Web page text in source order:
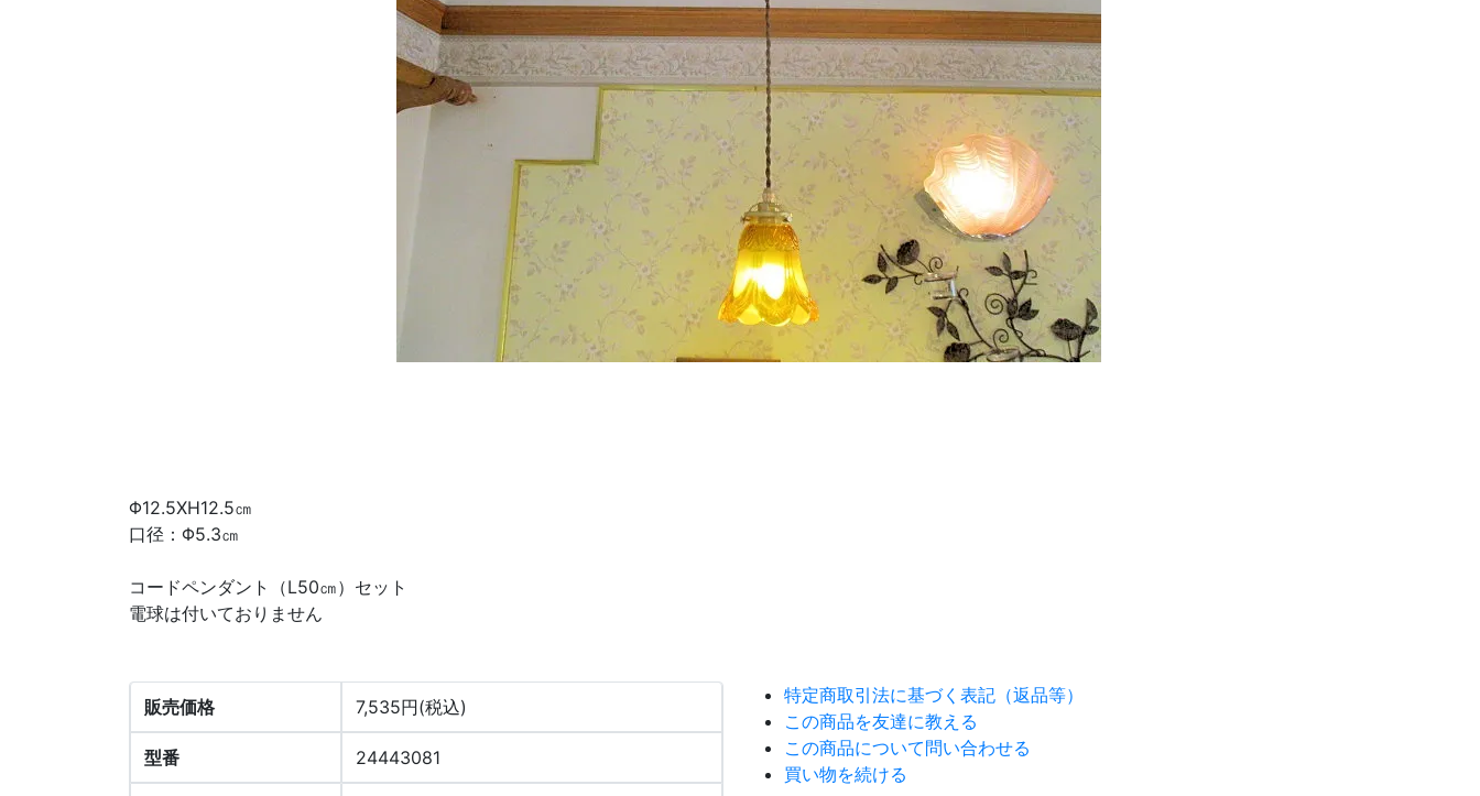
Φ12.5XH12.5㎝
口径：Φ5.3㎝
コードペンダント（L50㎝）セット
電球は付いておりません
販売価格 7,535円(税込)
型番 24443081
特定商取引法に基づく表記（返品等）
この商品を友達に教える
この商品について問い合わせる
買い物を続ける